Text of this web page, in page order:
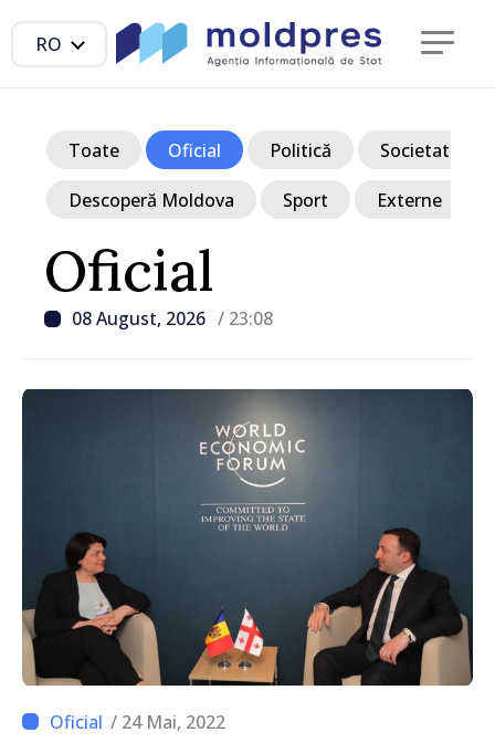
RO
Oficial
08 August, 2026 / 23:08
Toate Oficial Politică Societate
Descoperă Moldova Sport Externe
/ 24 Mai, 2022